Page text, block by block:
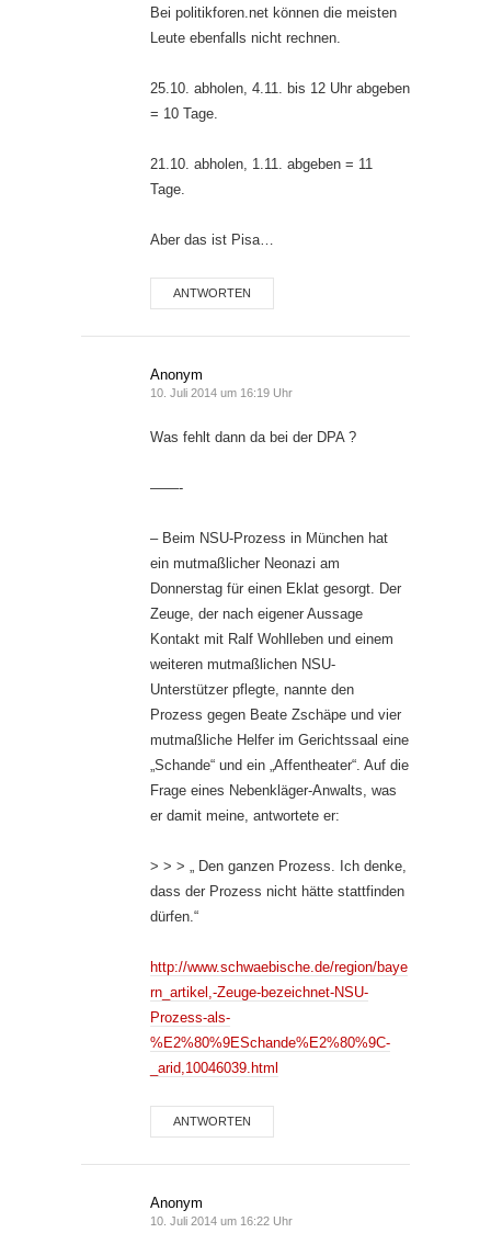
Bei politikforen.net können die meisten
Leute ebenfalls nicht rechnen.
25.10. abholen, 4.11. bis 12 Uhr abgeben
= 10 Tage.
21.10. abholen, 1.11. abgeben = 11
Tage.
Aber das ist Pisa…
ANTWORTEN
Anonym
10. Juli 2014 um 16:19 Uhr
Was fehlt dann da bei der DPA ?
——-
– Beim NSU-Prozess in München hat
ein mutmaßlicher Neonazi am
Donnerstag für einen Eklat gesorgt. Der
Zeuge, der nach eigener Aussage
Kontakt mit Ralf Wohlleben und einem
weiteren mutmaßlichen NSU-
Unterstützer pflegte, nannte den
Prozess gegen Beate Zschäpe und vier
mutmaßliche Helfer im Gerichtssaal eine
„Schande“ und ein „Affentheater“. Auf die
Frage eines Nebenkläger-Anwalts, was
er damit meine, antwortete er:
> > > „ Den ganzen Prozess. Ich denke,
dass der Prozess nicht hätte stattfinden
dürfen.“
http://www.schwaebische.de/region/baye
rn_artikel,-Zeuge-bezeichnet-NSU-
Prozess-als-
%E2%80%9ESchande%E2%80%9C-
_arid,10046039.html
ANTWORTEN
Anonym
10. Juli 2014 um 16:22 Uhr